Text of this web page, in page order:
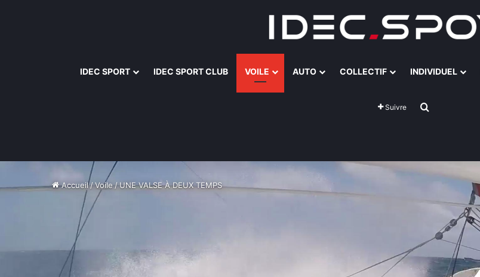
IDEC SPORT IDEC SPORT CLUB VOILE AUTO COLLECTIF INDIVIDUEL
Suivre
Accueil/Voile/UNE VALSE À DEUX TEMPS